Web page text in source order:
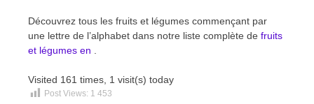
Découvrez tous les fruits et légumes commençant par
une lettre de l’alphabet dans notre liste complète de fruits
et légumes en .
Visited 161 times, 1 visit(s) today
Post Views: 1 453